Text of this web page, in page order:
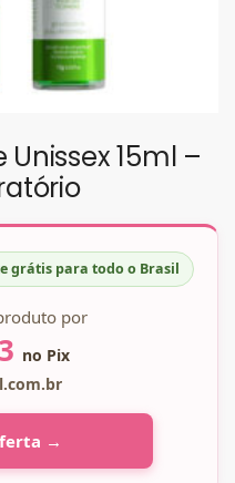
Unissex 15ml –
grátis para todo o Brasil
por
no Pix
→